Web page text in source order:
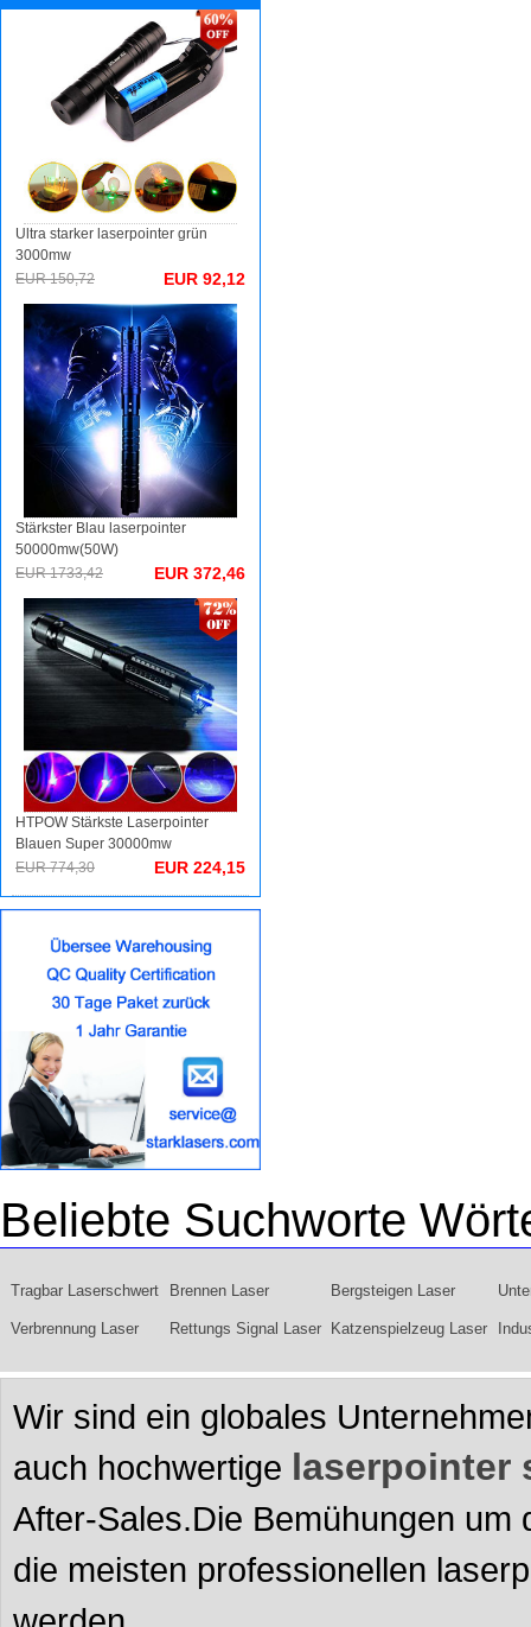
Ultra starker laserpointer grün
3000mw
EUR 150,72
EUR 92,12
Stärkster Blau laserpointer
50000mw(50W)
EUR 1733,42
EUR 372,46
HTPOW Stärkste Laserpointer
Blauen Super 30000mw
EUR 774,30
EUR 224,15
Beliebte Suchworte
Tragbar Laserschwert
Verbrennung Laser
Brennen Laser
Rettungs Signal Laser
Bergsteigen Laser
Katzenspielzeug Laser
Wir sind ein globales
auch hochwertige laserpointer
After-Sales.Die Bemühungen
die meisten professionellen